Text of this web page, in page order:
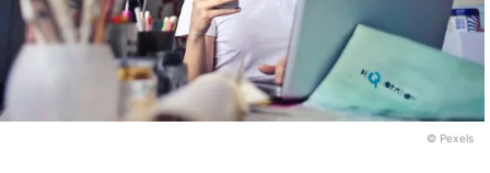
© Pexels